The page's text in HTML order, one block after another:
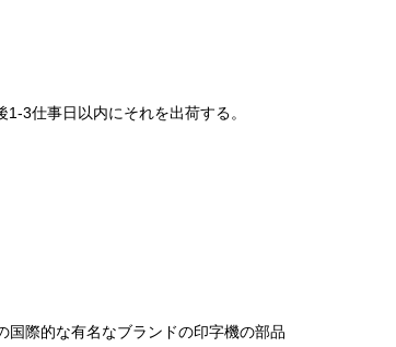
3仕事日以内にそれを出荷する。
際的な有名なブランドの印字機の部品